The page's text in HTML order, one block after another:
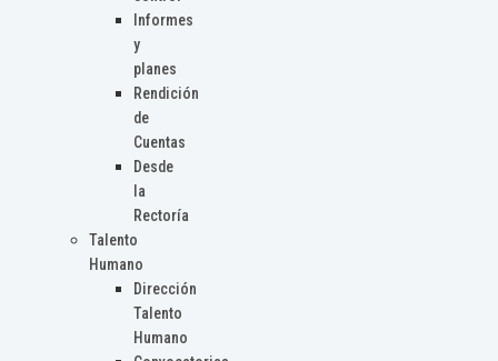
Informes
y
planes
Rendición
de
Cuentas
Desde
la
Rectoría
Talento
Humano
Dirección
Talento
Humano